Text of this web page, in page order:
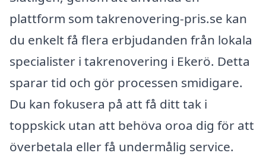
plattform som takrenovering-pris.se kan
du enkelt få flera erbjudanden från lokala
specialister i takrenovering i Ekerö. Detta
sparar tid och gör processen smidigare.
Du kan fokusera på att få ditt tak i
toppskick utan att behöva oroa dig för att
överbetala eller få undermålig service.